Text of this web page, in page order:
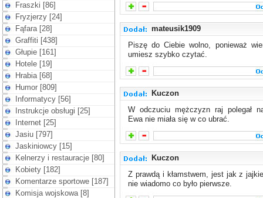
Fraszki [86]
Fryzjerzy [24]
Fąfara [28]
Graffiti [438]
Głupie [161]
Hotele [19]
Hrabia [68]
Humor [809]
Informatycy [56]
Instrukcje obsługi [25]
Internet [25]
Jasiu [797]
Jaskiniowcy [15]
Kelnerzy i restauracje [80]
Kobiety [182]
Komentarze sportowe [187]
Komisja wojskowa [8]
mateusik1909
Piszę do Ciebie wolno, ponieważ
umiesz szybko czytać.
Kuczon
W odczuciu mężczyzn raj polegał
Ewa nie miała się w co ubrać.
Kuczon
Z prawdą i kłamstwem, jest jak z
nie wiadomo co było pierwsze.